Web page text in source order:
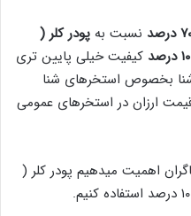
نسبت به پودر کلر (
کیفیت خیلی پایین تری
بخصوص استخرهای شنا
ارزان در استخرهای عمومی
اهمیت میدهیم پودر کلر (